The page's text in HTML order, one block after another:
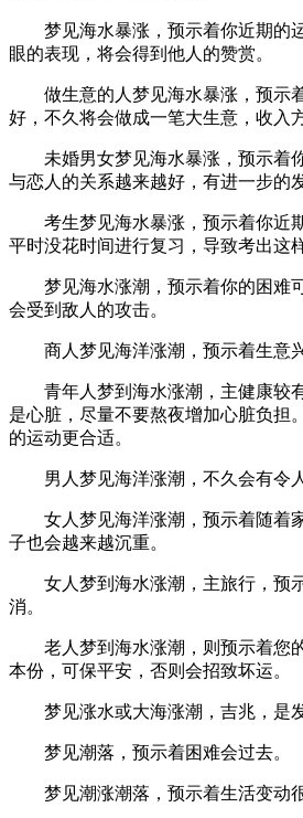
梦见海水暴涨，预示着你近期的
眼的表现，将会得到他人的赞赏。
做生意的人梦见海水暴涨，预示
好，不久将会做成一笔大生意，收入
未婚男女梦见海水暴涨，预示着你
与恋人的关系越来越好，有进一步的
考生梦见海水暴涨，预示着你近
平时没花时间进行复习，导致考出这
梦见海水涨潮，预示着你的困难可
会受到敌人的攻击。
商人梦见海洋涨潮，预示着生意兴
青年人梦到海水涨潮，主健康较
是心脏，尽量不要熬夜增加心脏负担
的运动更合适。
男人梦见海洋涨潮，不久会有令人
女人梦见海洋涨潮，预示着随着
子也会越来越沉重。
女人梦到海水涨潮，主旅行，预
消。
老人梦到海水涨潮，则预示着您
本份，可保平安，否则会招致坏运。
梦见涨水或大海涨潮，吉兆，是发
梦见潮落，预示着困难会过去。
梦见潮涨潮落，预示着生活变动很